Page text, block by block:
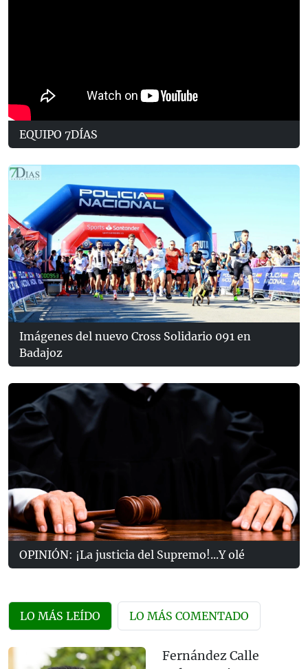
EQUIPO 7DÍAS
Imágenes del nuevo Cross Solidario 091 en
Badajoz
OPINIÓN: ¡La justicia del Supremo!...Y olé
LO MÁS LEÍDO LO MÁS COMENTADO
Fernández Calle